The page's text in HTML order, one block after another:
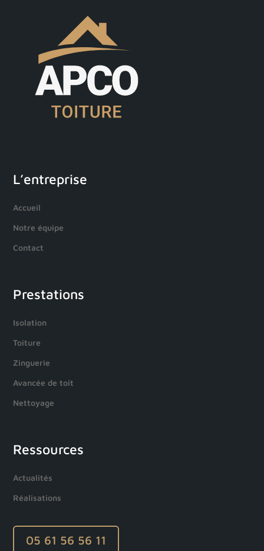
L’entreprise
Accueil
Notre équipe
Contact
Prestations
Isolation
Toiture
Zinguerie
Avancée de toit
Nettoyage
Ressources
Actualités
Réalisations
05 61 56 56 11